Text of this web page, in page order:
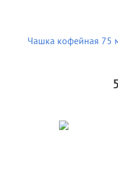
Чашка кофейная 75